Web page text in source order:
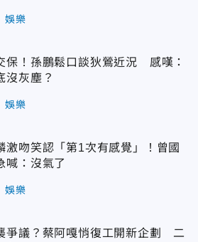
娛樂
保！孫鵬鬆口談狄鶯近況 感嘆：
沒灰塵？
娛樂
激吻笑認「第1次有感覺」！曾國
喊：沒氣了
娛樂
爭議？蔡阿嘎悄復工開新企劃 二